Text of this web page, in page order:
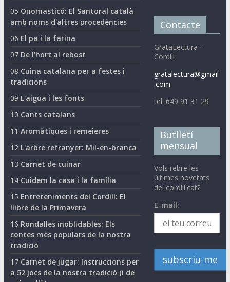
05 Onomasticó: El Santoral català
amb noms d'altres procedències
06 El pa i la farina
07 De l’hort al rebost
08 Cuina catalana per a festes i
tradicions
09 L'aigua i les fonts
10 Cants catalans
11 Aromàtiques i remeieres
12 L'arbre refranyer: Mil-en-branca
13 Carnet de cuinar
14 Cuidem la casa i la família
15 Entreteniments del Cordill: El
llibre de la Primavera
16 Rondalles inoblidables: Els
contes més populars de la nostra
tradició
17 Carnet de jugar: Instruccions per
a 52 jocs de la nostra tradició (i de
Contacte
GrataLectura -
Cordill
gratalectura@gmail
.com
tel. 649 91 31 29
Butlletí
mensual
Vols rebre les
últimes novetats
del cordill.cat?
E-mail: